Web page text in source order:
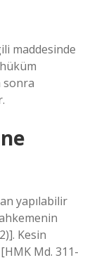
maddesinde
sonra
yapılabilir
Kesin
Md. 311-